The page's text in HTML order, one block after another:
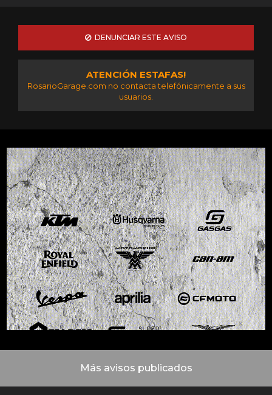
DENUNCIAR ESTE AVISO
ATENCIÓN ESTAFAS!
RosarioGarage.com no contacta telefónicamente a sus
usuarios.
Más avisos publicados